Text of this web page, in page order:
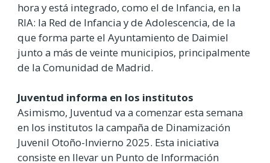
hora y está integrado, como el de Infancia, en la
RIA: la Red de Infancia y de Adolescencia, de la
que forma parte el Ayuntamiento de Daimiel
junto a más de veinte municipios, principalmente
de la Comunidad de Madrid.
Juventud informa en los institutos
Asimismo, Juventud va a comenzar esta semana
en los institutos la campaña de Dinamización
Juvenil Otoño-Invierno 2025. Esta iniciativa
consiste en llevar un Punto de Información